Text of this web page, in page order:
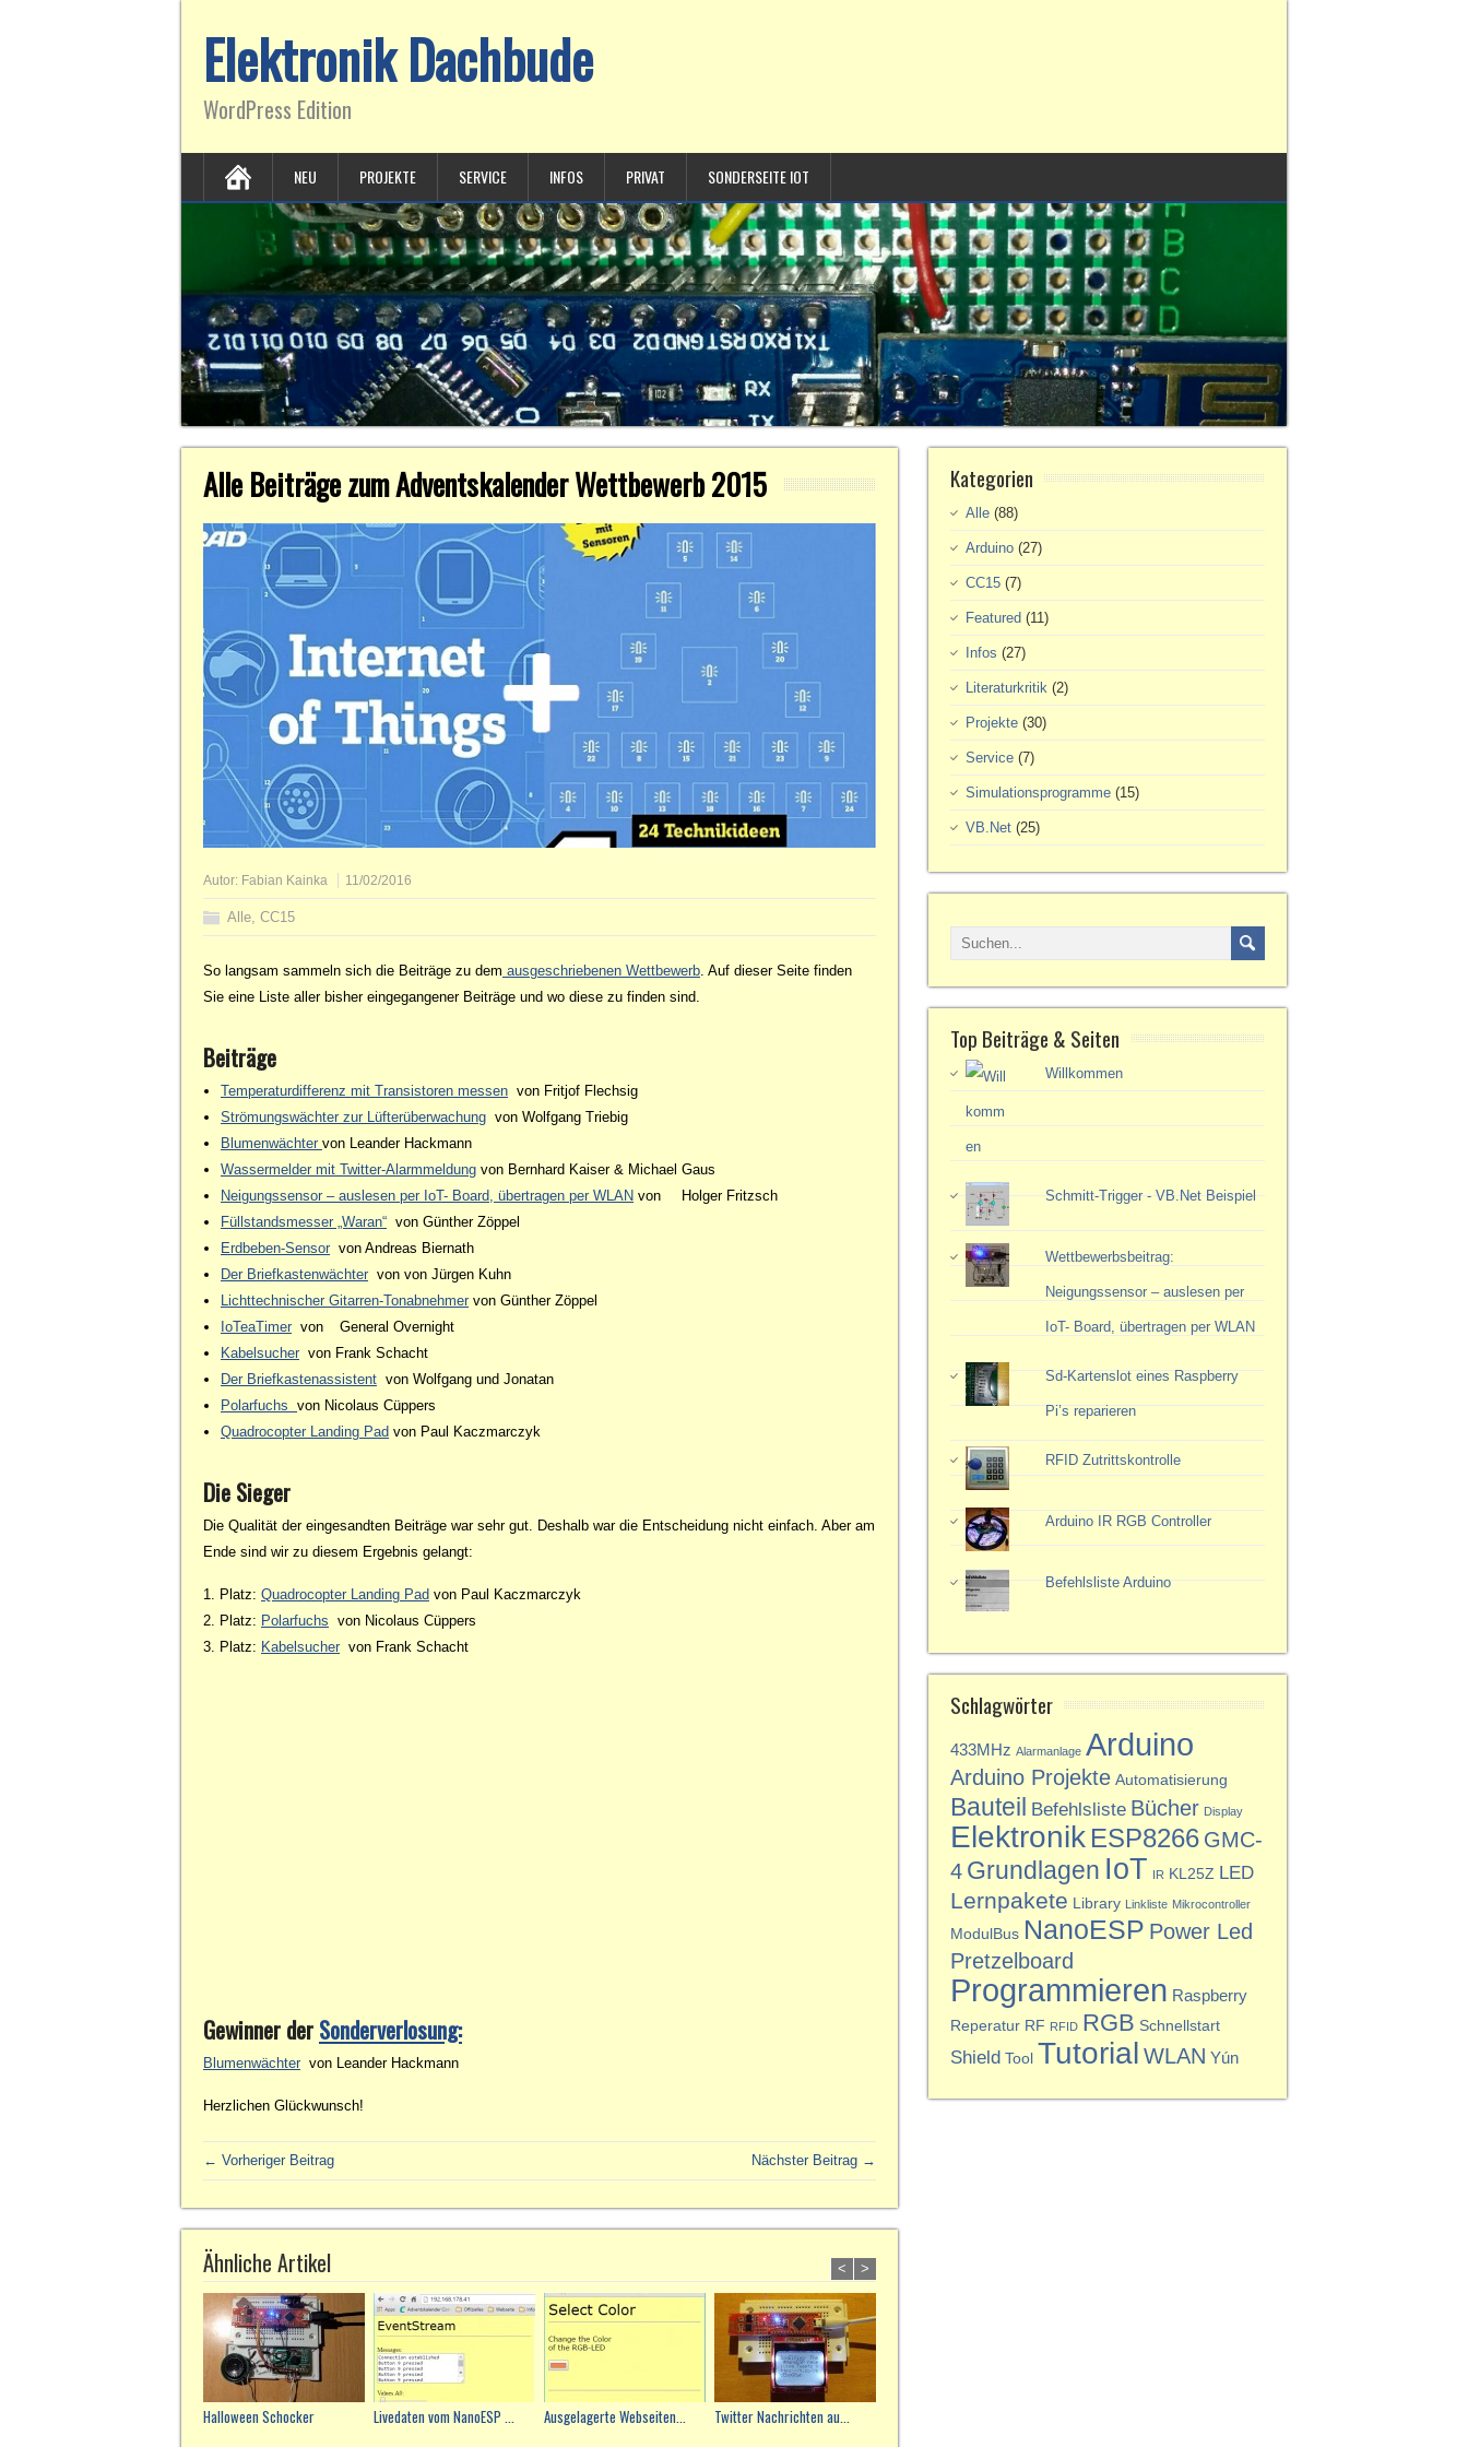
Elektronik Dachbude
WordPress Edition
NEU PROJEKTE SERVICE INFOS PRIVAT SONDERSEITE IOT
Alle Beiträge zum Adventskalender Wettbewerb 2015
Autor: Fabian Kainka 11/02/2016
Alle, CC15
So langsam sammeln sich die Beiträge zu dem ausgeschriebenen Wettbewerb. Auf dieser Seite finden
Sie eine Liste aller bisher eingegangener Beiträge und wo diese zu finden sind.
Beiträge
Temperaturdifferenz mit Transistoren messen von Fritjof Flechsig
Strömungswächter zur Lüfterüberwachung von Wolfgang Triebig
Blumenwächter von Leander Hackmann
Wassermelder mit Twitter-Alarmmeldung von Bernhard Kaiser & Michael Gaus
Neigungssensor – auslesen per IoT- Board, übertragen per WLAN von
Holger Fritzsch
Füllstandsmesser „Waran“ von Günther Zöppel
Erdbeben-Sensor von Andreas Biernath
Der Briefkastenwächter von von Jürgen Kuhn
Lichttechnischer Gitarren-Tonabnehmer von Günther Zöppel
IoTeaTimer von
General Overnight
Kabelsucher von Frank Schacht
Der Briefkastenassistent von Wolfgang und Jonatan
Polarfuchs von Nicolaus Cüppers
Quadrocopter Landing Pad von Paul Kaczmarczyk
Die Sieger
Die Qualität der eingesandten Beiträge war sehr gut. Deshalb war die Entscheidung nicht einfach. Aber am
Ende sind wir zu diesem Ergebnis gelangt:
1. Platz: Quadrocopter Landing Pad von Paul Kaczmarczyk
2. Platz: Polarfuchs von Nicolaus Cüppers
3. Platz: Kabelsucher von Frank Schacht
Gewinner derSonderverlosung:
Blumenwächter von Leander Hackmann
Herzlichen Glückwunsch!
← Vorheriger Beitrag Nächster Beitrag →
Ähnliche Artikel
Halloween Schocker Livedaten vom NanoESP ... Ausgelagerte Webseiten... Twitter Nachrichten au...
< >
Kategorien
Alle (88)
Arduino (27)
CC15 (7)
Featured (11)
Infos (27)
Literaturkritik (2)
Projekte (30)
Service (7)
Simulationsprogramme (15)
VB.Net (25)
Top Beiträge & Seiten
Willkommen
Schmitt-Trigger - VB.Net Beispiel
Wettbewerbsbeitrag:
Neigungssensor – auslesen per
IoT- Board, übertragen per WLAN
Sd-Kartenslot eines Raspberry
Pi’s reparieren
RFID Zutrittskontrolle
Arduino IR RGB Controller
Befehlsliste Arduino
Schlagwörter
433MHz Alarmanlage Arduino
Arduino Projekte Automatisierung
Bauteil Befehlsliste Bücher Display
Elektronik ESP8266 GMC-
4 Grundlagen IoT IR KL25Z LED
Lernpakete Library Linkliste Mikrocontroller
ModulBus NanoESP Power Led
Pretzelboard
Programmieren Raspberry
Reperatur RF RFID RGB Schnellstart
Shield Tool Tutorial WLAN Yún